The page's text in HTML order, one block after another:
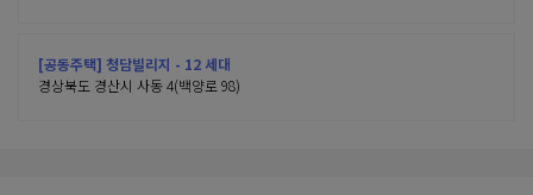
[공동주택] 청담빌리지 - 12 세대
경상북도 경산시 사동 4(백양로 98)